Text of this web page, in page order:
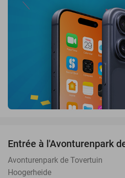
Entrée à l'Avonturenpark
Avonturenpark de Tovertuin
Hoogerheide